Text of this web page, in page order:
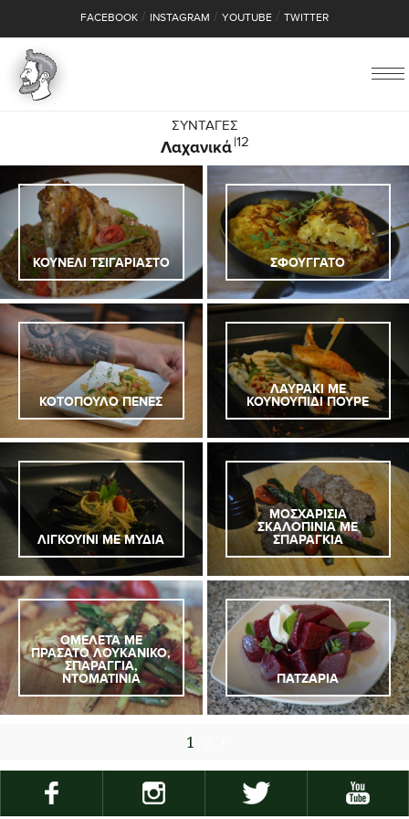
FACEBOOK / INSTAGRAM / YOUTUBE / TWITTER
ΣΥΝΤΑΓΕΣ
Λαχανικά|12
ΚΟΥΝΕΛΙ ΤΣΙΓΑΡΙΑΣΤΟ ΣΦΟΥΓΓΑΤΟ
ΚΟΤΟΠΟΥΛΟ ΠΕΝΕΣ
ΛΑΥΡΑΚΙ ΜΕ
ΚΟΥΝΟΥΠΙΔΙ ΠΟΥΡΕ
ΛΙΓΚΟΥΙΝΙ ΜΕ ΜΥΔΙΑ
ΜΟΣΧΑΡΙΣΙΑ
ΣΚΑΛΟΠΙΝΙΑ ΜΕ
ΣΠΑΡΑΓΚΙΑ
ΟΜΕΛΕΤΑ ΜΕ
ΠΡΑΣΑΤΟ ΛΟΥΚΑΝΙΚΟ,
ΣΠΑΡΑΓΓΙΑ,
ΝΤΟΜΑΤΙΝΙΑ
ΠΑΤΖΑΡΙΑ
1